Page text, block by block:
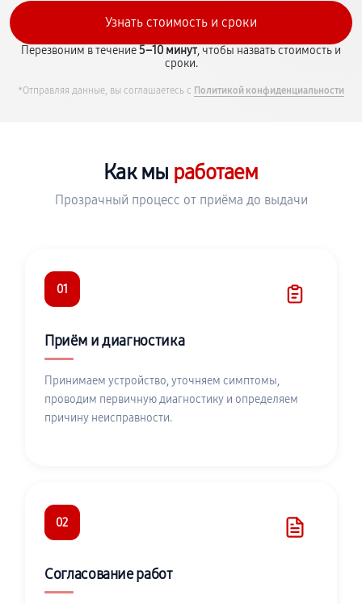
Перезвоним в течение5–10 минут, чтобы назвать стоимость и
сроки.
*Отправляя данные, вы соглашаетесь с Политикой конфиденциальности
Как мы работаем
Прозрачный процесс от приёма до выдачи
01
Приём и диагностика
Принимаем устройство, уточняем симптомы,
проводим первичную диагностику и определяем
причину неисправности.
02
Согласование работ